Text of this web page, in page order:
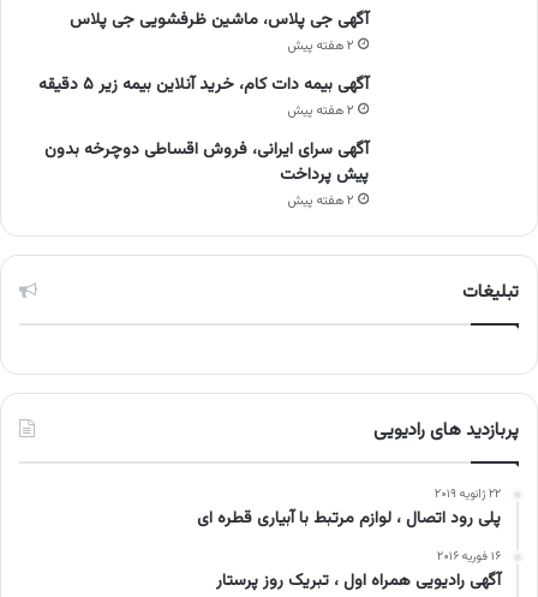
آگهی جی پلاس، ماشین ظرفشویی جی پلاس
۲ هفته پیش
آگهی بیمه دات کام، خرید آنلاین بیمه زیر ۵ دقیقه
۲ هفته پیش
آگهی سرای ایرانی، فروش اقساطی دوچرخه بدون
پیش پرداخت
۲ هفته پیش
تبلیغات
پربازدید های رادیویی
۲۲ ژانویه ۲۰۱۹
پلی رود اتصال ، لوازم مرتبط با آبیاری قطره ای
۱۶ فوریه ۲۰۱۶
آگهی رادیویی همراه اول ، تبریک روز پرستار